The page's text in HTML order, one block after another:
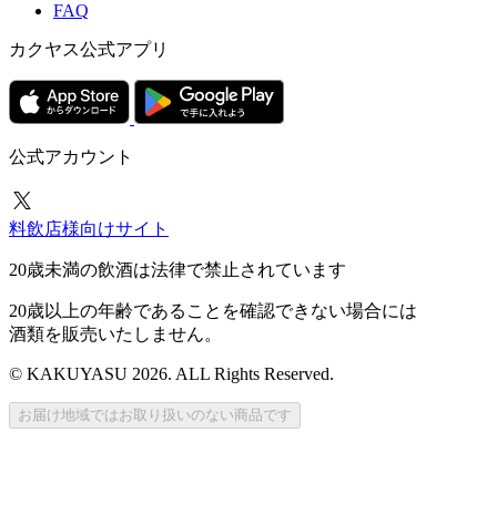
FAQ
カクヤス公式アプリ
公式アカウント
料飲店様向けサイト
20歳未満の飲酒は法律で禁止されています
20歳以上の年齢であることを確認できない場合には
酒類を販売いたしません。
© KAKUYASU 2026. ALL Rights Reserved.
お届け地域ではお取り扱いのない商品です